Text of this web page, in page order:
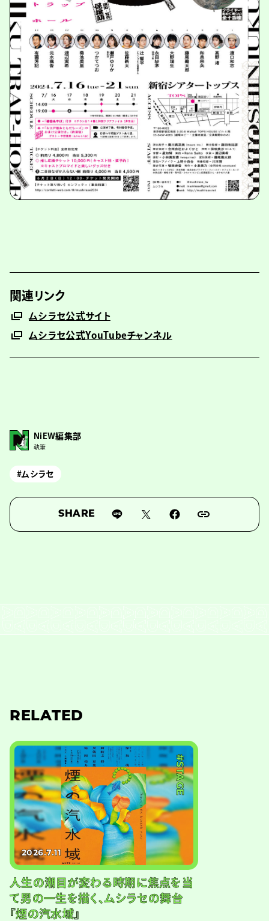
関連リンク
ムシラセ公式サイト
ムシラセ公式YouTubeチャンネル
NiEW編集部
執筆
#ムシラセ
SHARE
RELATED
#STAGE
2026.7.11
人生の潮目が変わる時期に焦点を当
て男の一生を描く、ムシラセの舞台
『煙の汽水域』